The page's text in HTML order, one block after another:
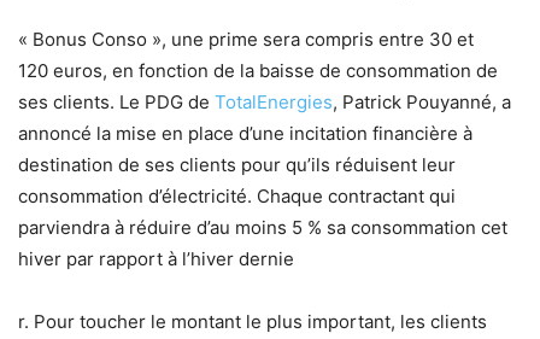
« Bonus Conso », une prime sera compris entre 30 et
120 euros, en fonction de la baisse de consommation de
ses clients. Le PDG de TotalEnergies, Patrick Pouyanné, a
annoncé la mise en place d’une incitation financière à
destination de ses clients pour qu’ils réduisent leur
consommation d’électricité. Chaque contractant qui
parviendra à réduire d’au moins 5 % sa consommation cet
hiver par rapport à l’hiver dernie
r. Pour toucher le montant le plus important, les clients